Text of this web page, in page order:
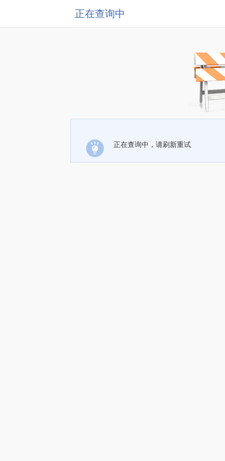
正在查询中
正在查询中，请刷新重试